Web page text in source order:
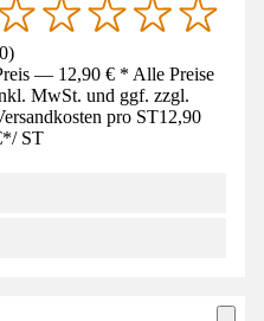
0)
— 12,90 € * Alle Preise
MwSt. und ggf. zzgl.
pro ST12,90
*/ ST